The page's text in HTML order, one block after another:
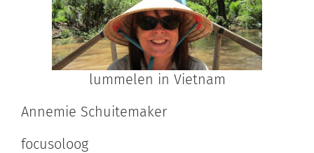
lummelen in Vietnam
Annemie Schuitemaker
focusoloog